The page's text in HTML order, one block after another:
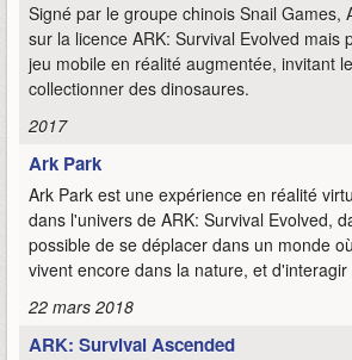
Signé par le groupe chinois Snail Games,
sur la licence ARK: Survival Evolved mais
jeu mobile en réalité augmentée, invitant
collectionner des dinosaures.
2017
Ark Park
Ark Park est une expérience en réalité
dans l'univers de ARK: Survival Evolved,
possible de se déplacer dans un monde
vivent encore dans la nature, et d'interagir
22 mars 2018
ARK: Survival Ascended